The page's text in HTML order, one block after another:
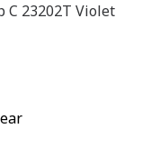
C 23202T Violet